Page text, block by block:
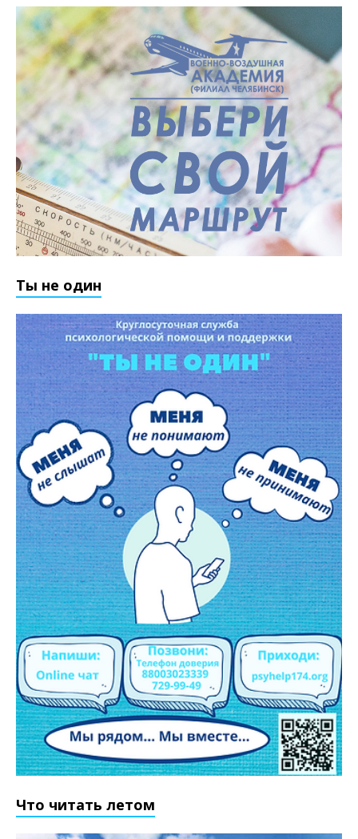
Ты не один
Что читать летом